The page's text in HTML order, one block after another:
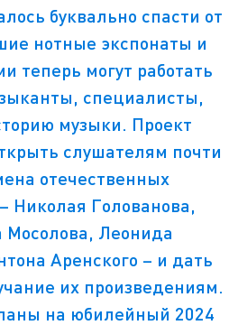
буквально спасти от
нотные экспонаты и
теперь могут работать
специалисты,
музыки. Проект
слушателям почти
отечественных
Николая Голованова,
Мосолова, Леонида
Аренского – и дать
их произведениям.
на юбилейный 2024